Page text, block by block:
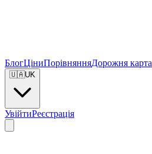
БлогЦіниПорівнянняДорожня карта
🇺🇦UK
УвійтиРеєстрація